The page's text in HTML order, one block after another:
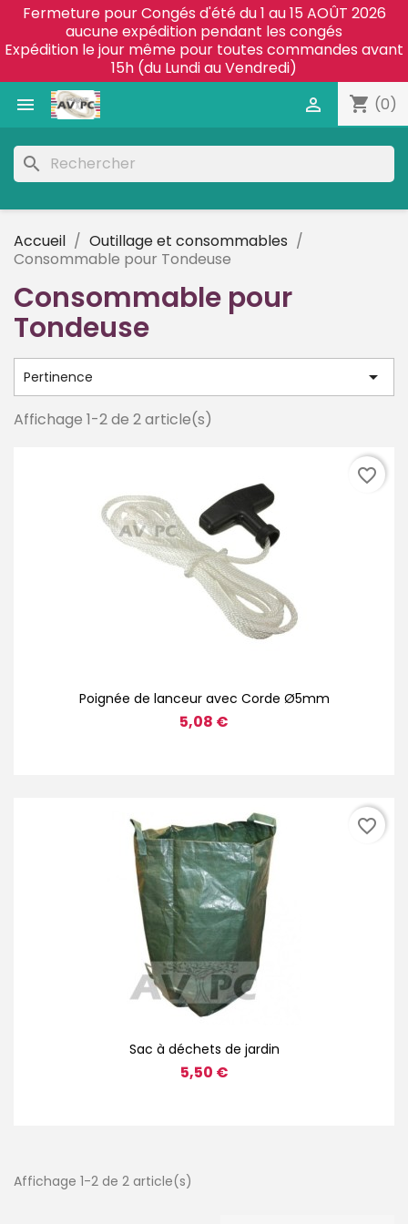
Fermeture pour Congés d'été du 1 au 15 AOÛT 2026
aucune expédition pendant les congés
Expédition le jour même pour toutes commandes avant
15h (du Lundi au Vendredi)
 shopping_cart (0)

search
Accueil
Outillage et consommables
Consommable pour Tondeuse
Consommable pour
Tondeuse
Pertinence 
Affichage 1-2 de 2 article(s)
Poignée de lanceur avec Corde Ø5mm
5,08 €
favorite_border
Sac à déchets de jardin
5,50 €
favorite_border
Affichage 1-2 de 2 article(s)